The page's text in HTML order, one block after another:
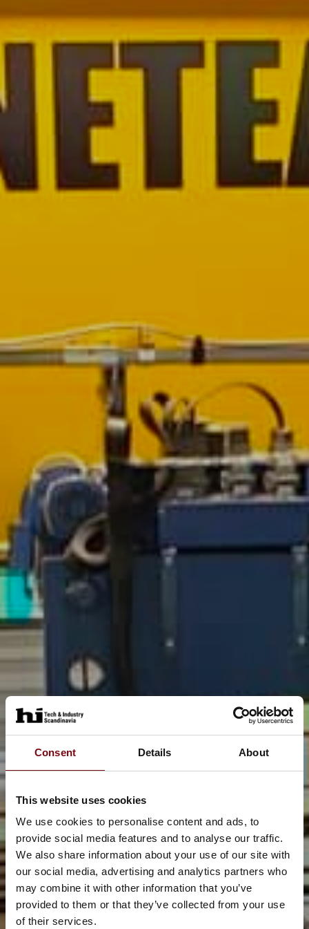
Consent Details About
This website uses cookies
We use cookies to personalise content and ads, to
provide social media features and to analyse our traffic.
We also share information about your use of our site with
our social media, advertising and analytics partners who
may combine it with other information that you’ve
provided to them or that they’ve collected from your use
of their services.